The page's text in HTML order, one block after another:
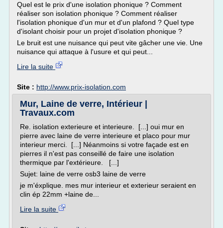
Quel est le prix d'une isolation phonique ? Comment
réaliser son isolation phonique ? Comment réaliser
l'isolation phonique d'un mur et d'un plafond ? Quel type
d'isolant choisir pour un projet d'isolation phonique ?
Le bruit est une nuisance qui peut vite gâcher une vie. Une
nuisance qui attaque à l'usure et qui peut...
Lire la suite
Site : http://www.prix-isolation.com
Mur, Laine de verre, Intérieur |
Travaux.com
Re. isolation exterieure et interieure. [...] oui mur en
pierre avec laine de verre interieure et placo pour mur
interieur merci. [...] Néanmoins si votre façade est en
pierres il n'est pas conseillé de faire une isolation
thermique par l'extérieure. [...]
Sujet: laine de verre osb3 laine de verre
je m'éxplique. mes mur interieur et exterieur seraient en
clin ép 22mm +laine de...
Lire la suite